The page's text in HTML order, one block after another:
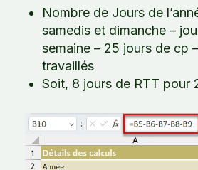
Nombre de Jours de
samedis et dimanche –
semaine – 25 jours de cp
travaillés
Soit, 8 jours de RTT pour